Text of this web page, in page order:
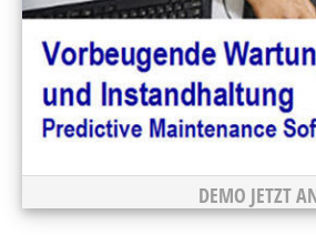
DEMO JETZT